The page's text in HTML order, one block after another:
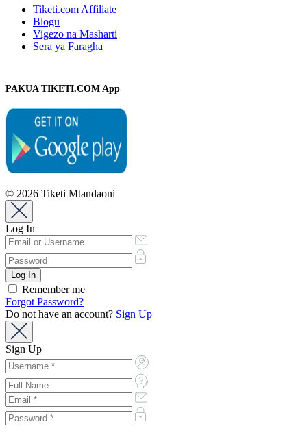
Tiketi.com Affiliate
Blogu
Vigezo na Masharti
Sera ya Faragha
PAKUA TIKETI.COM App
© 2026 Tiketi Mtandaoni
Log In
Remember me
Forgot Password?
Do not have an account? Sign Up
Sign Up